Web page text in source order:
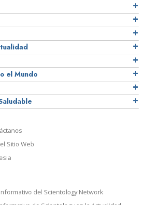
el Mundo
Sitio Web
del Scientology Network